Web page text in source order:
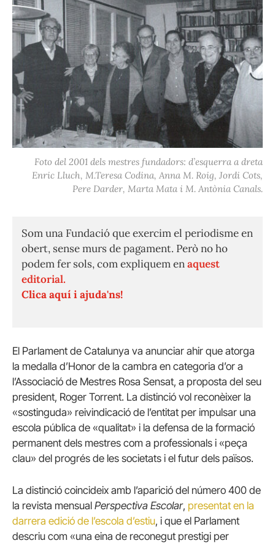
Foto del 2001 dels mestres fundadors: d’esquerra a dreta
Enric Lluch, M.Teresa Codina, Anna M. Roig, Jordi Cots,
Pere Darder, Marta Mata i M. Antònia Canals.
Som una Fundació que exercim el periodisme en
obert, sense murs de pagament. Però no ho
podem fer sols, com expliquem enaquest
editorial.
Clica aquí i ajuda'ns!
El Parlament de Catalunya va anunciar ahir que atorga
la medalla d’Honor de la cambra en categoria d’or a
l’Associació de Mestres Rosa Sensat, a proposta del seu
president, Roger Torrent. La distinció vol reconèixer la
«sostinguda» reivindicació de l’entitat per impulsar una
escola pública de «qualitat» i la defensa de la formació
permanent dels mestres com a professionals i «peça
clau» del progrés de les societats i el futur dels països.
La distinció coincideix amb l’aparició del número 400 de
la revista mensual Perspectiva Escolar, presentat en la
darrera edició de l’escola d’estiu, i que el Parlament
descriu com «una eina de reconegut prestigi per